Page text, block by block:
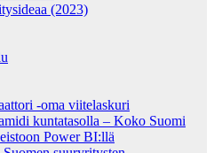
(2023)
-oma viitelaskuri
kuntatasolla – Koko Suomi
Power BI:llä